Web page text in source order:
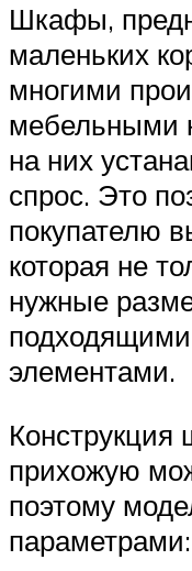
Шкафы,
маленьких
многими
мебельными
на них
спрос. Это
покупателю
которая не
нужные
элементами.
прихожую
поэтому
параметрами: